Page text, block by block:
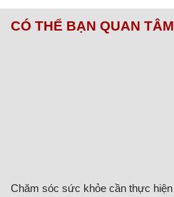
CÓ THỂ BẠN QUAN TÂM
Chăm sóc sức khỏe cần thực hiện